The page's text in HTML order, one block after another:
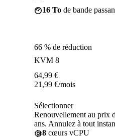
16 To de bande
66 % de réduction
KVM 8
64,99 €
21,99 €/mois
Sélectionner
Renouvellement au prix
ans. Annulez à tout
8 cœurs vCPU